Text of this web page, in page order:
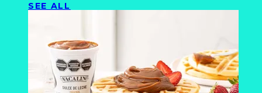
SEE ALL